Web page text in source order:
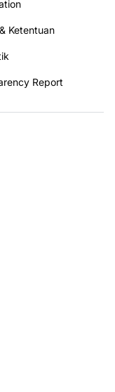
Ketentuan
Report